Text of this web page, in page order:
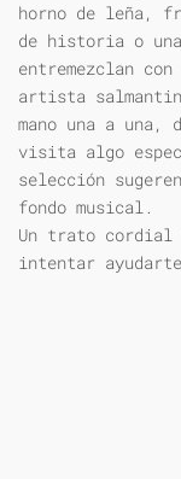
horno de leña,
de historia o
entremezclan
artista
mano una a una,
visita algo
selección
fondo musical.
Un trato cordial
intentar